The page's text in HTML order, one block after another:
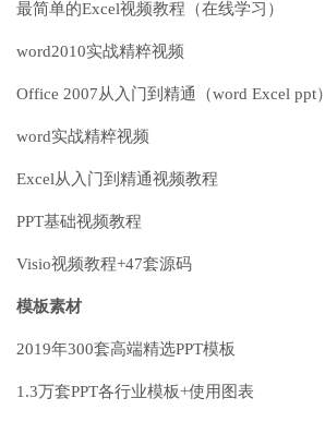
最简单的Excel视频教程（在线学习）
word2010实战精粹视频
Office 2007从入门到精通（word Excel ppt）
word实战精粹视频
Excel从入门到精通视频教程
PPT基础视频教程
Visio视频教程+47套源码
模板素材
2019年300套高端精选PPT模板
1.3万套PPT各行业模板+使用图表